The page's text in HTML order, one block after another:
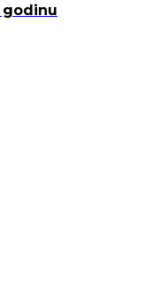
godinu